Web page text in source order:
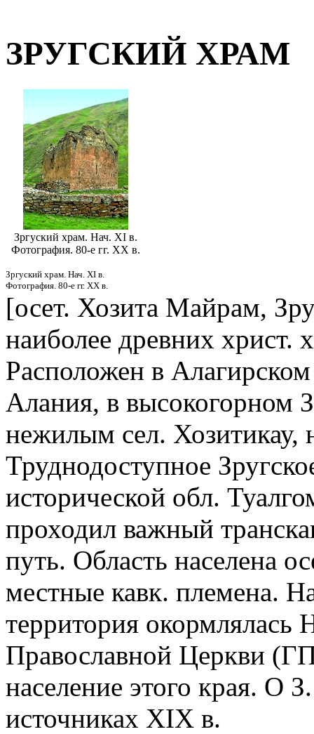
ЗРУГСКИЙ ХРАМ
Зргуский храм. Нач. XI в.
Фотография. 80-е гг. XX в.
Зргуский храм. Нач. XI в.
Фотография. 80-е гг. XX в.
[осет. Хозита Майрам,
наиболее древних христ.
Расположен в
Алания, в высокогорном
нежилым сел. Хозитикау,
Труднодоступное
исторической обл.
проходил важный
путь. Область населена
местные кавк. племена.
территория окормлялась
Православной Церкви
население этого края. О
источниках XIX в.